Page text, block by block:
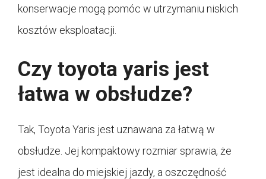
konserwacje mogą pomóc w utrzymaniu niskich
kosztów eksploatacji.
Czy toyota yaris jest
łatwa w obsłudze?
Tak, Toyota Yaris jest uznawana za łatwą w
obsłudze. Jej kompaktowy rozmiar sprawia, że
jest idealna do miejskiej jazdy, a oszczędność